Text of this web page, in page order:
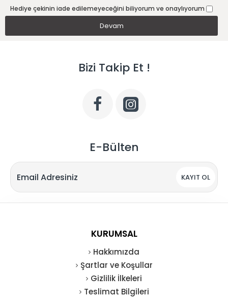
Hediye çekinin iade edilemeyeceğini biliyorum ve onaylıyorum
Devam
Bizi Takip Et !
E-Bülten
KAYIT OL
KURUMSAL
Hakkımızda
Şartlar ve Koşullar
Gizlilik İlkeleri
Teslimat Bilgileri